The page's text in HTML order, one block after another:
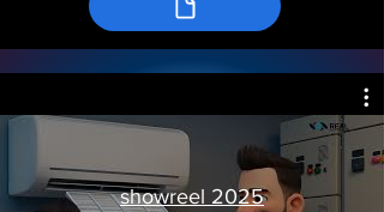
showreel 2025